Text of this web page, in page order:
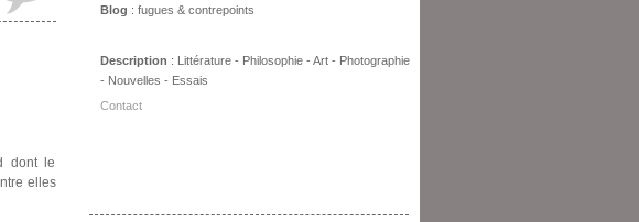
dont le
elles
Blog : fugues & contrepoints
Description : Littérature - Philosophie - Art - Photographie
- Nouvelles - Essais
Contact